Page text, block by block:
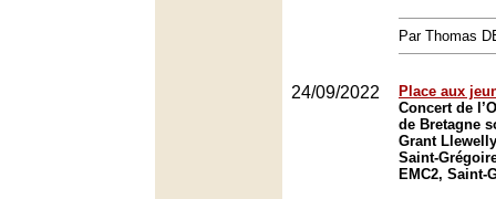
Par Thomas
24/09/2022
Place aux
Concert de
de Bretagne
Grant
Saint-
EMC2, Saint-